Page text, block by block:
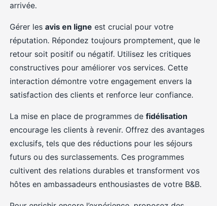
arrivée.
Gérer les avis en ligne est crucial pour votre
réputation. Répondez toujours promptement, que le
retour soit positif ou négatif. Utilisez les critiques
constructives pour améliorer vos services. Cette
interaction démontre votre engagement envers la
satisfaction des clients et renforce leur confiance.
La mise en place de programmes de fidélisation
encourage les clients à revenir. Offrez des avantages
exclusifs, tels que des réductions pour les séjours
futurs ou des surclassements. Ces programmes
cultivent des relations durables et transforment vos
hôtes en ambassadeurs enthousiastes de votre B&B.